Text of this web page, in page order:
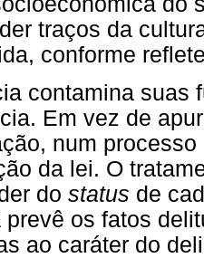
traços da
conforme
contamina suas
Em vez de
num
da lei. O
do status de
prevê os fatos
ao caráter do